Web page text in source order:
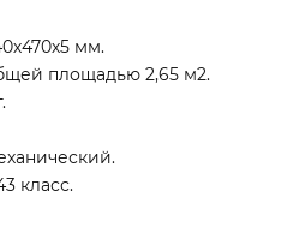
мм.
площадью 2,65 м2.
класс.